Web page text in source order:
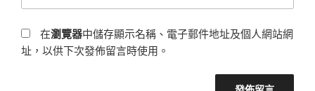
在瀏覽器中儲存顯示名稱、電子郵件地址及個人網站網
址，以供下次發佈留言時使用。